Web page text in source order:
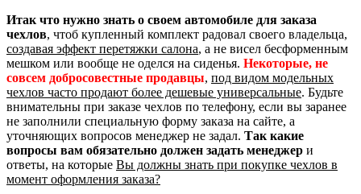
Итак что нужно знать о своем автомобиле для заказа
чехлов, чтоб купленный комплект радовал своего владельца,
создавая эффект перетяжки салона, а не висел бесформенным
мешком или вообще не оделся на сиденья. Некоторые, не
совсем добросовестные продавцы, под видом модельных
чехлов часто продают более дешевые универсальные. Будьте
внимательны при заказе чехлов по телефону, если вы заранее
не заполнили специальную форму заказа на сайте, а
уточняющих вопросов менеджер не задал. Так какие
вопросы вам обязательно должен задать менеджер и
ответы, на которые Вы должны знать при покупке чехлов в
момент оформления заказа?